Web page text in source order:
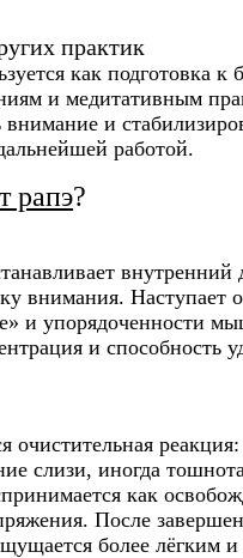
практик
как подготовка к
и медитативным
внимание и
работой.
рапэ?
внутренний
внимания. Наступает
и упорядоченности
и способность
очистительная
слизи, иногда
как
После
более лёгким